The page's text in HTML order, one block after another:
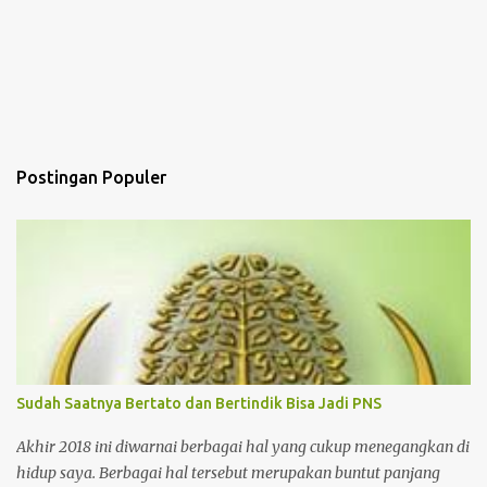
Postingan Populer
Sudah Saatnya Bertato dan Bertindik Bisa Jadi PNS
Akhir 2018 ini diwarnai berbagai hal yang cukup menegangkan di
hidup saya. Berbagai hal tersebut merupakan buntut panjang